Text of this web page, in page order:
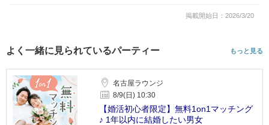
掲載開始日：2026/3/20
よく一緒に見られているパーティー もっと見る
名古屋ラウンジ
8/9(日) 10:30
【婚活初心者限定】無料1on1マッチング
♪ 1年以内に結婚したい男女